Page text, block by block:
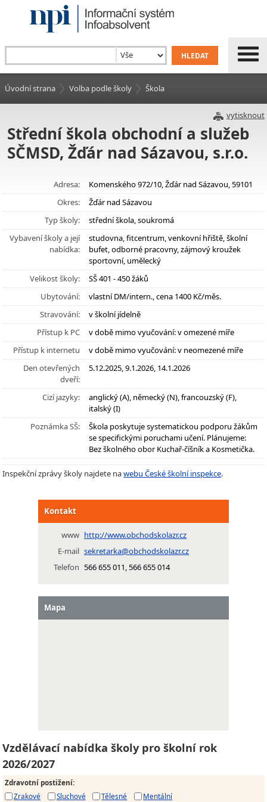
Úvodní strana Volba podle školy Škola
vytisknout
Střední škola obchodní a služeb
SČMSD, Žďár nad Sázavou, s.r.o.
Adresa:
Komenského 972/10, Žďár nad Sázavou, 59101
Okres:
Žďár nad Sázavou
Typ školy:
střední škola, soukromá
Vybavení školy a její
nabídka:
studovna, fitcentrum, venkovní hřiště, školní
bufet, odborné pracovny, zájmový kroužek
sportovní, umělecký
Velikost školy:
SŠ 401 - 450 žáků
Ubytování:
vlastní DM/intern., cena 1400 Kč/měs.
Stravování:
v školní jídelně
Přístup k PC
v době mimo vyučování: v omezené míře
Přístup k internetu
v době mimo vyučování: v neomezené míře
Den otevřených
dveří:
5.12.2025, 9.1.2026, 14.1.2026
Cizí jazyky:
anglický (A), německý (N), francouzský (F),
italský (I)
Poznámka SŠ:
Škola poskytuje systematickou podporu žákům
se specifickými poruchami učení. Plánujeme:
Bez školného obor Kuchař-číšník a Kosmetička.
Inspekční zprávy školy najdete nawebu České školní inspekce.
Kontakt
www http://www.obchodskolazr.cz
E-mail sekretarka@obchodskolazr.cz
Telefon 566 655 011, 566 655 014
Mapa
Vzdělávací nabídka školy pro školní rok
2026/2027
Zdravotní postižení:
Zrakové
Sluchové Tělesné
Mentální